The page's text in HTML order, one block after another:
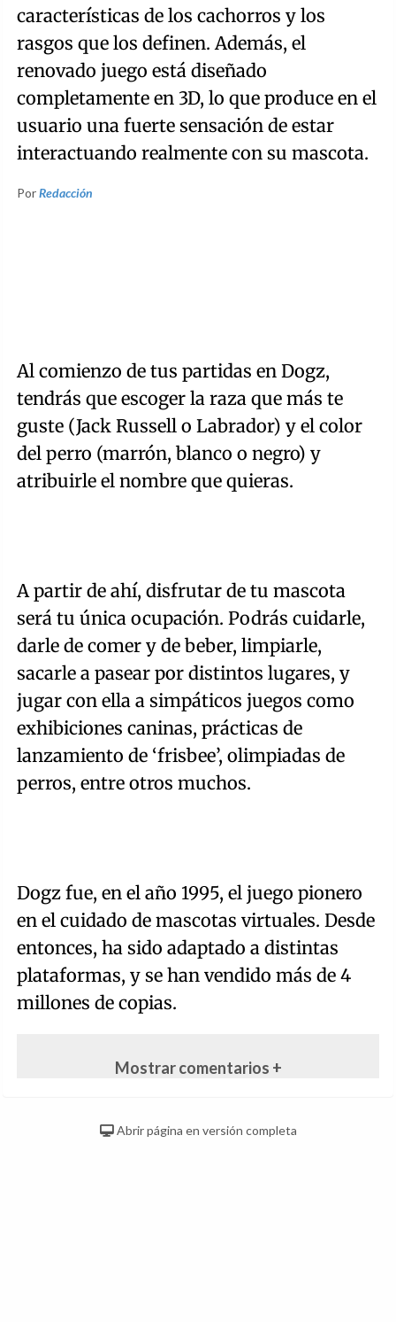
características de los cachorros y los
rasgos que los definen. Además, el
renovado juego está diseñado
completamente en 3D, lo que produce en el
usuario una fuerte sensación de estar
interactuando realmente con su mascota.
PorRedacción
Al comienzo de tus partidas en Dogz,
tendrás que escoger la raza que más te
guste (Jack Russell o Labrador) y el color
del perro (marrón, blanco o negro) y
atribuirle el nombre que quieras.
A partir de ahí, disfrutar de tu mascota
será tu única ocupación. Podrás cuidarle,
darle de comer y de beber, limpiarle,
sacarle a pasear por distintos lugares, y
jugar con ella a simpáticos juegos como
exhibiciones caninas, prácticas de
lanzamiento de ‘frisbee’, olimpiadas de
perros, entre otros muchos.
Dogz fue, en el año 1995, el juego pionero
en el cuidado de mascotas virtuales. Desde
entonces, ha sido adaptado a distintas
plataformas, y se han vendido más de 4
millones de copias.
Mostrar comentarios +
Abrir página en versión completa